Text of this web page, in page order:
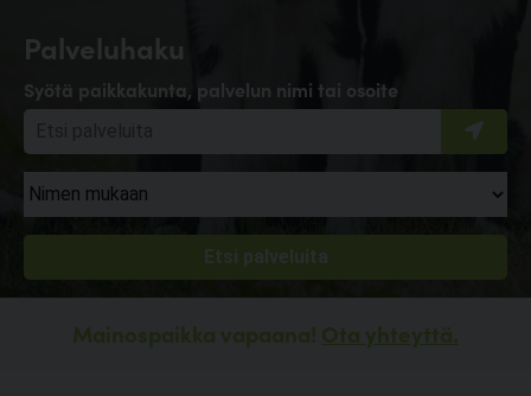
Palveluhaku
Syötä paikkakunta, palvelun nimi tai osoite
Mainospaikka vapaana! Ota yhteyttä.